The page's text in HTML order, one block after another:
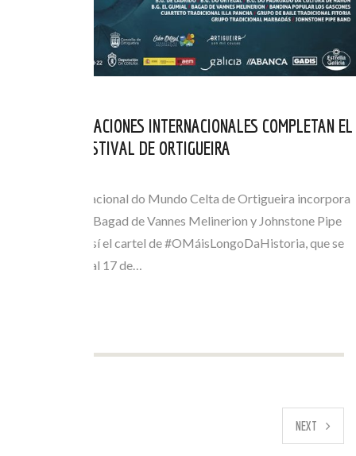
TRES INCORPORACIONES INTERNACIONALES COMPLETAN EL
CARTEL DEL FESTIVAL DE ORTIGUEIRA
El Festival Internacional do Mundo Celta de Ortigueira incorpora
a Fred Morrison, Bagad de Vannes Melinerion y Johnstone Pipe
Band, cerrando así el cartel de #OMáisLongoDaHistoria, que se
celebrará del 10 al 17 de…
NEXT